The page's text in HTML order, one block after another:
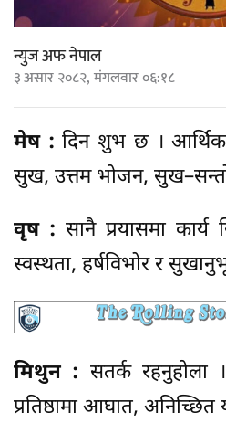
न्युज अफ नेपाल
३ असार २०८२, मंगलवार ०६:१८
मेष : दिन शुभ छ । आर्थिक
सुख, उत्तम भोजन,
वृष : सानै प्रयासमा कार्य
स्वस्थता, हर्षविभोर र
मिथुन : सतर्क रहनुहोला
प्रतिष्ठामा आघात, अनिच्छित